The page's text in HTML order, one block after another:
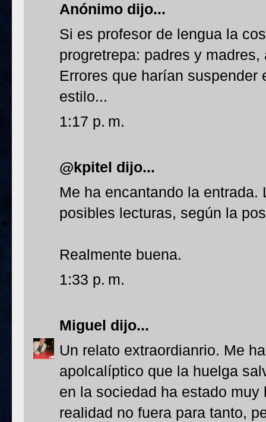
Anónimo dijo...
Si es profesor de lengua la
progretrepa: padres y
Errores que harían
estilo...
1:17 p. m.
@kpitel dijo...
Me ha encantando la
posibles lecturas, según la
Realmente buena.
1:33 p. m.
Miguel dijo...
Un relato extraordianrio. Me
apolcalíptico que la huelga
en la sociedad ha estado muy
realidad no fuera para tanto,